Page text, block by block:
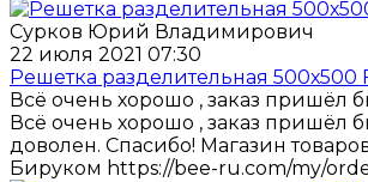
Сурков Юрий Владимирович
22 июля 2021 07:30
Решетка разделительная 500х500
Всё очень хорошо , заказ пришёл
Всё очень хорошо , заказ пришёл
доволен. Спасибо! Магазин
Бируком https://bee-ru.com/my/